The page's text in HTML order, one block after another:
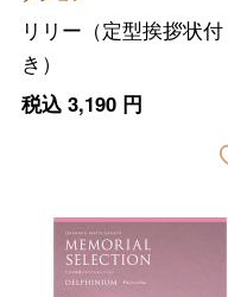
リリー（定型挨拶状付
き）
税込 3,190円